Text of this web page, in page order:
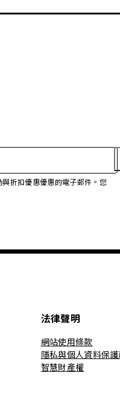
折扣優惠優惠的電子郵件。您
法律聲明
網站使用條款
隱私與個人資料保
智慧財產權